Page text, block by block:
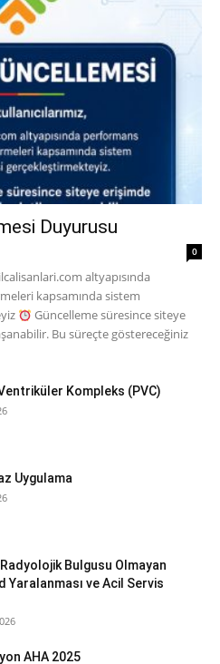
Duyurusu
0
altyapısında
kapsamında sistem
Güncelleme süresince siteye
Bu süreçte göstereceğiniz
Kompleks (PVC)
Uygulama
Radyolojik Bulgusu Olmayan
Yaralanması ve Acil Servis
AHA 2025